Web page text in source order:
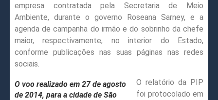
empresa contratada pela Secretaria de Meio
Ambiente, durante o governo Roseana Sarney, e a
agenda de campanha do irmão e do sobrinho da chefe
maior, respectivamente, no interior do Estado,
conforme publicações nas suas páginas nas redes
sociais.
O voo realizado em 27 de agosto
de 2014, para a cidade de São
O relatório da PIP
foi protocolado em